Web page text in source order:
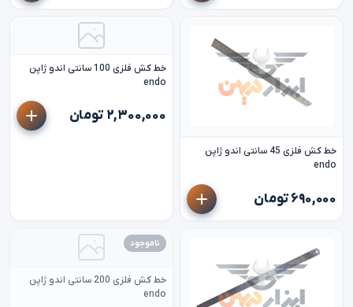
خط کش فلزی 45 سانتی اندو ژاپن
endo
۶۹۰,۰۰۰ تومان
خط کش فلزی 100 سانتی اندو ژاپن
endo
۲,۳۰۰,۰۰۰ تومان
ناموجود
خط کش فلزی 200 سانتی اندو ژاپن
endo